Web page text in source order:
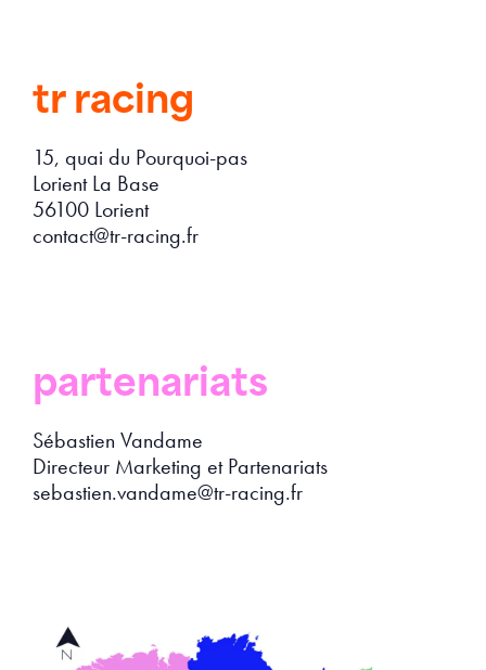
tr racing
15, quai du Pourquoi-pas
Lorient La Base
56100 Lorient
contact@tr-racing.fr
partenariats
Sébastien Vandame
Directeur Marketing et Partenariats
sebastien.vandame@tr-racing.fr